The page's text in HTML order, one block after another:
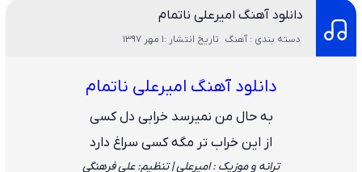
دانلود آهنگ امیرعلی ناتمام
دسته بندی : آهنگ تاریخ انتشار :1 مهر 1397
دانلود آهنگ امیرعلی ناتمام
به حال من نمیرسد خرابی دل کسی
از این خراب تر مگه کسی سراغ دارد
ترانه و موزیک : امیرعلی | تنظیم: علی فرهنگی